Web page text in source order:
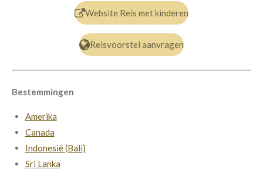
Website Reis met kinderen
Reisvoorstel aanvragen
Bestemmingen
Amerika
Canada
Indonesië (Bali)
Sri Lanka